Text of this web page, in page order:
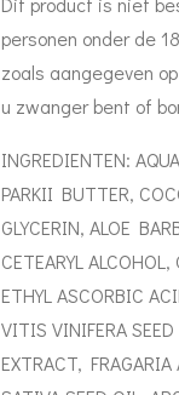
personen onder de
zoals aangegeven
u zwanger bent of
INGREDIENTEN:
PARKII BUTTER,
GLYCERIN, ALOE
CETEARYL
ETHYL ASCORBIC
VITIS VINIFERA
EXTRACT,